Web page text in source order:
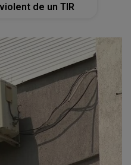
de un TIR